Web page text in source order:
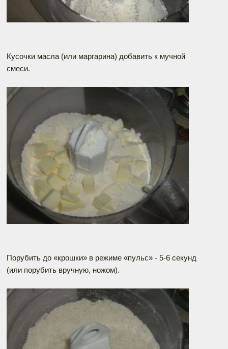
Кусочки масла (или маргарина) добавить к мучной
смеси.
Порубить до «крошки» в режиме «пульс» - 5-6 секунд
(или порубить вручную, ножом).